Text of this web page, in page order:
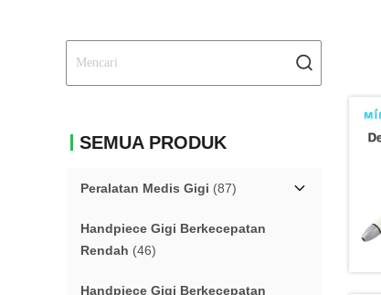
SEMUA PRODUK
Peralatan Medis Gigi (87)
Handpiece Gigi Berkecepatan
Rendah (46)
Handpiece Gigi Berkecepatan